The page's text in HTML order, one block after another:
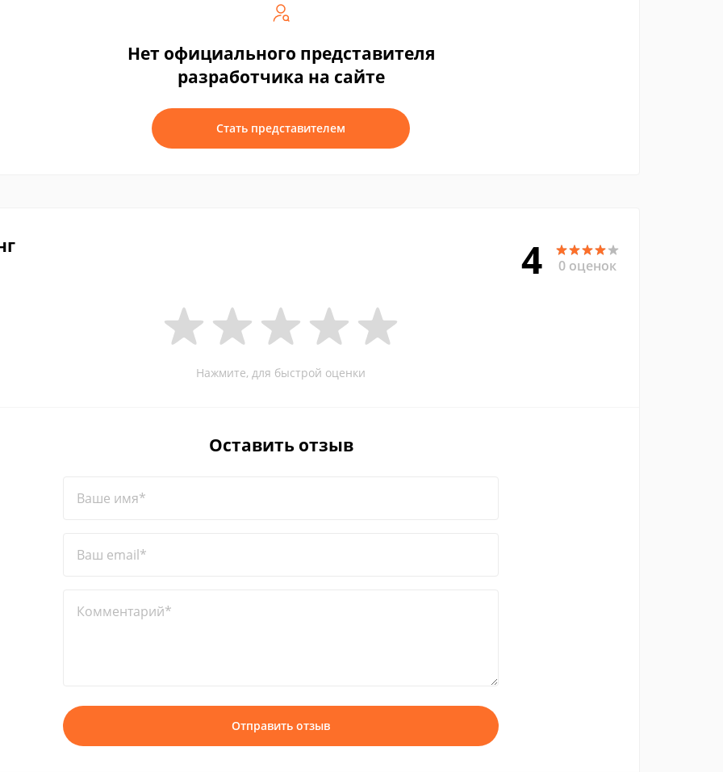
Нет официального представителя
разработчика на сайте
Стать представителем
4 0 оценок
Нажмите, для быстрой оценки
Оставить отзыв
Ваше имя*
Ваш email*
Комментарий*
Отправить отзыв